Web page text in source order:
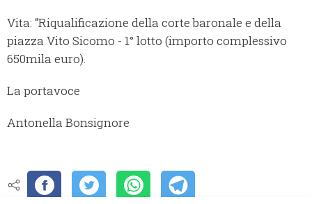
Vita: “Riqualificazione della corte baronale e della
piazza Vito Sicomo - 1° lotto (importo complessivo
650mila euro).
La portavoce
Antonella Bonsignore